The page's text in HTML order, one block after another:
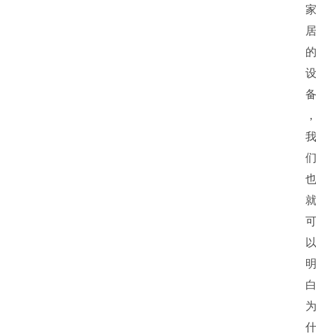
家
居
的
设
备
，
我
们
也
就
可
以
明
白
为
什